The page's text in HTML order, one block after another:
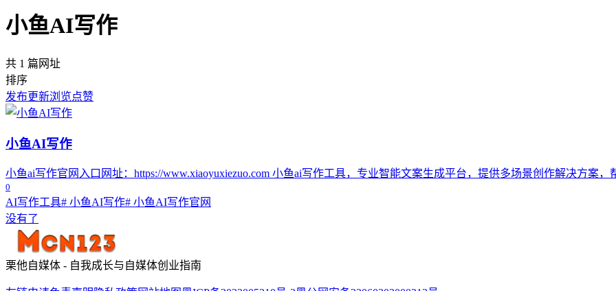
小鱼AI写作
共 1 篇网址
排序
发布更新浏览点赞
小鱼AI写作
小鱼ai写作官网入口网址：https://www.xiaoyuxiezuo.com 小鱼ai写作工具，专业智能文案生成平台，提供多场景创作解决方案
0
AI写作工具# 小鱼AI写作# 小鱼AI写作官网
没有了
栗他自媒体 - 自我成长与自媒体创业指南